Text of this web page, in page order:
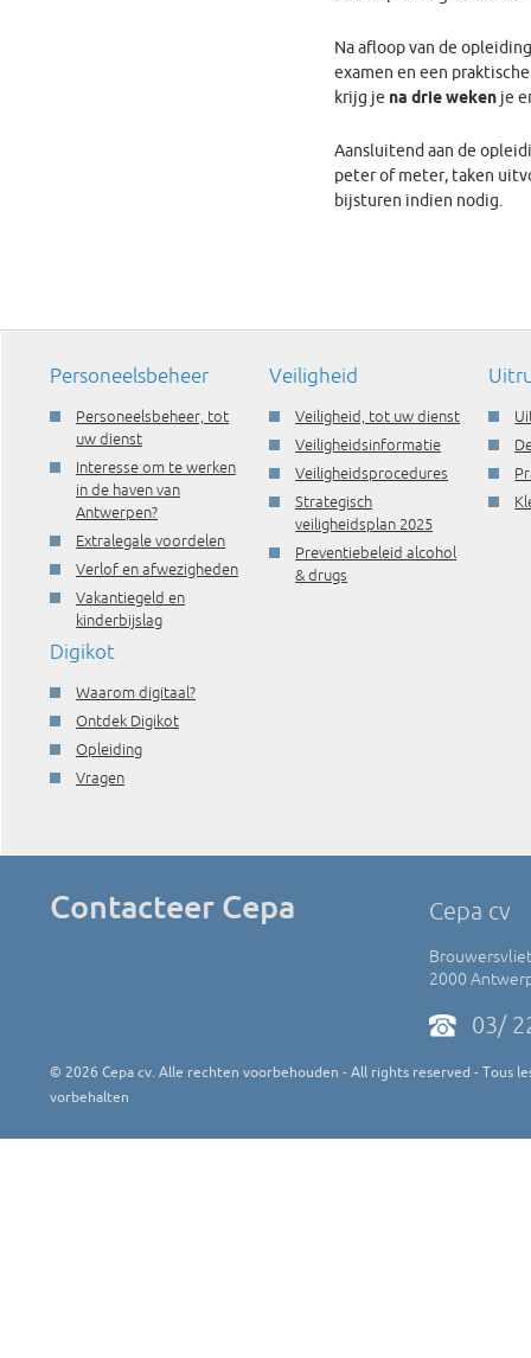
Na afloop van de
examen en een
krijg je na drie weken je
Aansluitend aan de
peter of meter, taken
bijsturen indien nodig.
Personeelsbeheer
Personeelsbeheer, tot
uw dienst
Interesse om te werken
in de haven van
Antwerpen?
Extralegale voordelen
Verlof en afwezigheden
Vakantiegeld en
kinderbijslag
Veiligheid
Veiligheid, tot uw dienst
Veiligheidsinformatie
Veiligheidsprocedures
Strategisch
veiligheidsplan 2025
Preventiebeleid alcohol
& drugs
Digikot
Waarom digitaal?
Ontdek Digikot
Opleiding
Vragen
Contacteer Cepa Cepa cv
2000
03/
© 2026 Cepa cv. Alle rechten voorbehouden - All rights reserved - Tous
vorbehalten